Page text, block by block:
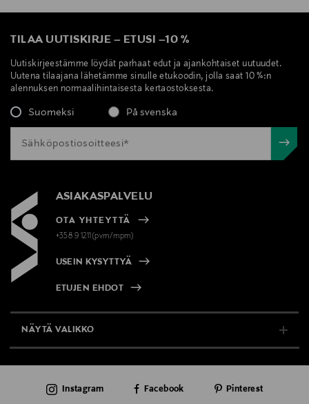
TILAA UUTISKIRJE – ETUSI –10 %
Uutiskirjeestämme löydät parhaat edut ja ajankohtaiset uutuudet.
Uutena tilaajana lähetämme sinulle etukoodin, jolla saat 10 %:n
alennuksen normaalihintaisesta kertaostoksesta.
Suomeksi På svenska
ASIAKASPALVELU
OTA YHTEYTTÄ
+358 9 1211(pvm/mpm)
USEIN KYSYTTYÄ
ETUJEN EHDOT
NÄYTÄ VALIKKO
AJANKOHTAISTA
Instagram Facebook Pinterest